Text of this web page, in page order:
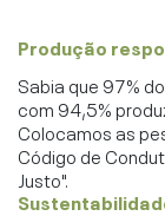
Produção
Sabia que 97%
com 94,5%
Colocamos as
Código de
Justo".